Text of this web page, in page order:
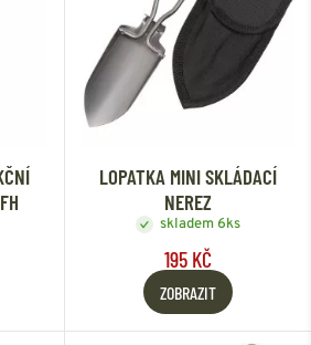
LOPATKA MINI SKLÁDACÍ
NEREZ
skladem 6ks
195 KČ
ZOBRAZIT